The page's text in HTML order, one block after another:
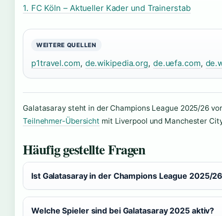
1. FC Köln – Aktueller Kader und Trainerstab
WEITERE QUELLEN
p1travel.com, de.wikipedia.org, de.uefa.com,
Galatasaray steht in der Champions League 2025/26
Teilnehmer-Übersicht mit Liverpool und Manchester
Häufig gestellte Fragen
Ist Galatasaray in der Champions League 2025/
Welche Spieler sind bei Galatasaray 2025 aktiv?